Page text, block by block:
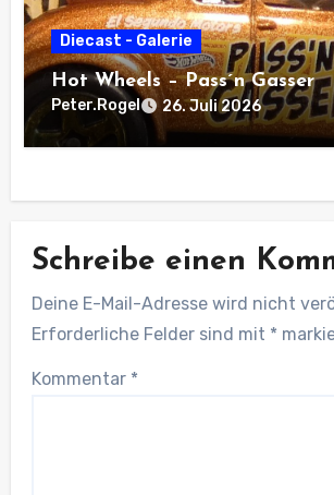
Diecast - Galerie
Hot Wheels – Pass´n Gasser
Peter.Rogel 26. Juli 2026
Schreibe einen
Deine E-Mail-Adresse wird nicht
Erforderliche Felder sind mit *
Kommentar *